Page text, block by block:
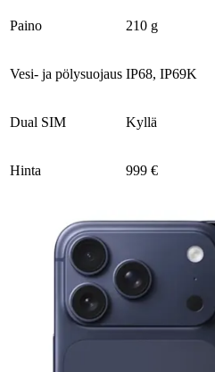
Paino 210 g
Vesi- ja pölysuojaus IP68, IP69K
Dual SIM Kyllä
Hinta 999 €